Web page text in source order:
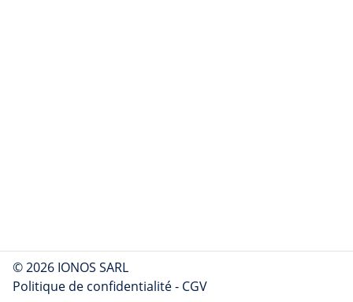
© 2026 IONOS SARL
Politique de confidentialité- CGV